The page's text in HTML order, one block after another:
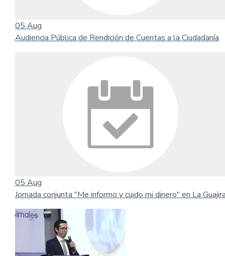
05 Aug
Audiencia Pública de Rendición de Cuentas a la Ciudadanía
05 Aug
Jornada conjunta "Me informo y cuido mi dinero" en La